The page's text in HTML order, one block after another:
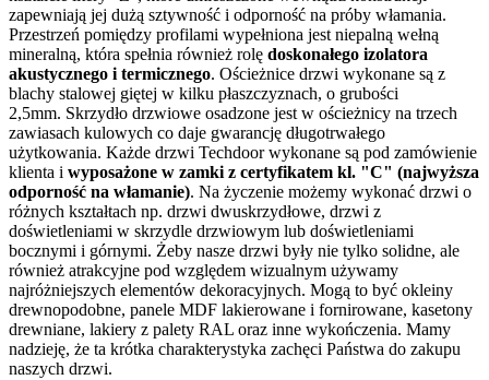
zapewniają jej dużą sztywność i odporność na próby włamania.
Przestrzeń pomiędzy profilami wypełniona jest niepalną wełną
mineralną, która spełnia również rolę doskonałego izolatora
akustycznego i termicznego. Ościeżnice drzwi wykonane są z
blachy stalowej giętej w kilku płaszczyznach, o grubości
2,5mm. Skrzydło drzwiowe osadzone jest w ościeżnicy na trzech
zawiasach kulowych co daje gwarancję długotrwałego
użytkowania. Każde drzwi Techdoor wykonane są pod zamówienie
klienta i wyposażone w zamki z certyfikatem kl. "C" (najwyższa
odporność na włamanie). Na życzenie możemy wykonać drzwi o
różnych kształtach np. drzwi dwuskrzydłowe, drzwi z
doświetleniami w skrzydle drzwiowym lub doświetleniami
bocznymi i górnymi. Żeby nasze drzwi były nie tylko solidne, ale
również atrakcyjne pod względem wizualnym używamy
najróżniejszych elementów dekoracyjnych. Mogą to być okleiny
drewnopodobne, panele MDF lakierowane i fornirowane, kasetony
drewniane, lakiery z palety RAL oraz inne wykończenia. Mamy
nadzieję, że ta krótka charakterystyka zachęci Państwa do zakupu
naszych drzwi.